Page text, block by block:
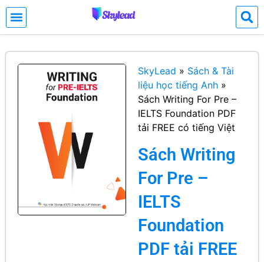
SkyLead » Sách & Tài
liệu học tiếng Anh »
Sách Writing For Pre –
IELTS Foundation PDF
tải FREE có tiếng Việt
Sách Writing
For Pre –
IELTS
Foundation
PDF tải FREE